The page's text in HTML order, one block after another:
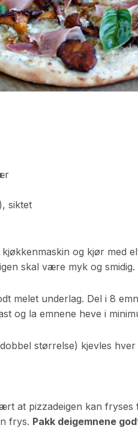
siktet
og kjør med
skal være myk og
melet underlag. Del i 8
og la emnene heve i
størrelse) kjevles
at pizzadeigen kan fryses
frys. Pakk deigemnene